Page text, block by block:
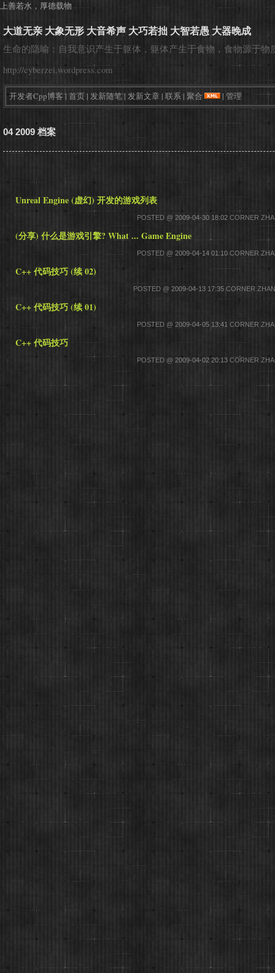
上善若水，厚德载物
大道无亲 大象无形 大音希声 大巧若拙 大智若愚 大器晚成
生命的隐喻：自我意识产生于躯体，躯体产生于食物，食物源于物
http://cyberzei.wordpress.com
开发者Cpp博客|首页| 发新随笔| 发新文章 | 联系| 聚合 | 管理
04 2009 档案
Unreal Engine (虚幻) 开发的游戏列表
POSTED @ 2009-04-30 18:02 CORNER
(分享) 什么是游戏引擎? What ... Game Engine
POSTED @ 2009-04-14 01:10 CORNER
C++ 代码技巧 (续 02)
POSTED @ 2009-04-13 17:35 CORNER
C++ 代码技巧 (续 01)
POSTED @ 2009-04-05 13:41 CORNER
C++ 代码技巧
POSTED @ 2009-04-02 20:13 CORNER